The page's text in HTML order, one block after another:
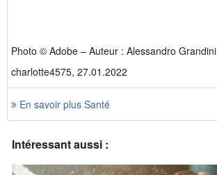
Photo © Adobe – Auteur : Alessandro Grandini
charlotte4575, 27.01.2022
En savoir plus Santé
Intéressant aussi :